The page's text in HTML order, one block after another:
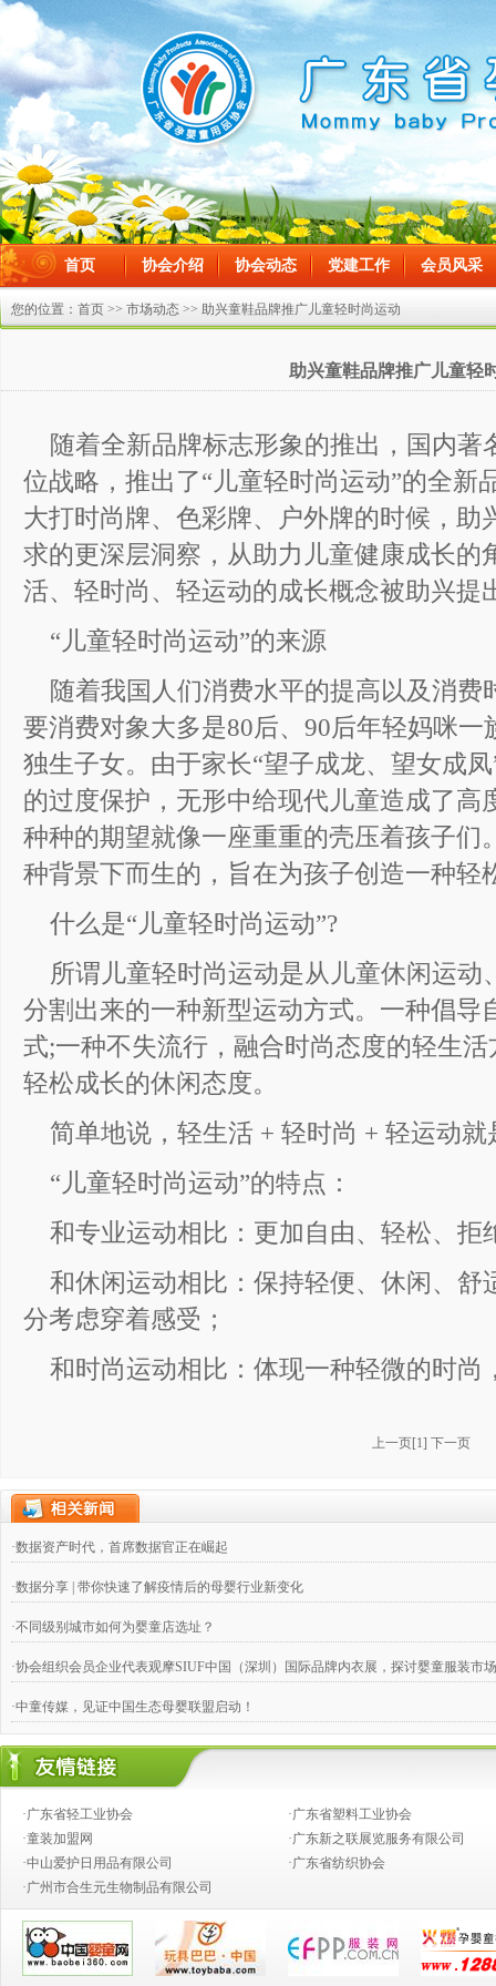
首页 协会介绍 协会动态 党建工作 会员风采
在线留言
您的位置： 首页 >> 市场动态 >> 助兴童鞋品牌推广儿童轻时尚运动
助兴童鞋品牌推广儿童轻
随着全新品牌标志形象的推出，国内
位战略，推出了“儿童轻时尚运动”的全新
大打时尚牌、色彩牌、户外牌的时候，助
求的更深层洞察，从助力儿童健康成长的
活、轻时尚、轻运动的成长概念被助兴提
“儿童轻时尚运动”的来源
随着我国人们消费水平的提高以及消
要消费对象大多是80后、90后年轻妈咪
独生子女。由于家长“望子成龙、望女成
的过度保护，无形中给现代儿童造成了高
种种的期望就像一座重重的壳压着孩子们
种背景下而生的，旨在为孩子创造一种轻
什么是“儿童轻时尚运动”?
所谓儿童轻时尚运动是从儿童休闲运
分割出来的一种新型运动方式。一种倡导
式;一种不失流行，融合时尚态度的轻生
轻松成长的休闲态度。
简单地说，轻生活 + 轻时尚 + 轻运动就
“儿童轻时尚运动”的特点：
和专业运动相比：更加自由、轻松、拒
和休闲运动相比：保持轻便、休闲、舒
分考虑穿着感受；
和时尚运动相比：体现一种轻微的时尚
上一页[1]下一页
·数据资产时代，首席数据官正在崛起
·数据分享 | 带你快速了解疫情后的母婴行业新变化
·不同级别城市如何为婴童店选址？
·协会组织会员企业代表观摩SIUF中国（深圳）国际品牌内衣展，探讨婴童服装市
·中童传媒，见证中国生态母婴联盟启动！
·奶粉钱不好赚，跨国合伙兴起
·婴童店销售，如何攻下九类难缠的客户？
·创新童装营销模式,高效对接渠道资源
·2014婴童行业创新发展论坛
·从今生宝贝公司转型看婴童行业发展中的创新变革
·广东省轻工业协会
·广东省塑料工业协会
·童装加盟网
·广东新之联展览服务有限公司
·中山爱护日用品有限公司
·广东省纺织协会
·广州市合生元生物制品有限公司